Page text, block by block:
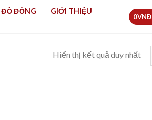
ĐỒ ĐỒNG GIỚI THIỆU
0VNĐ
Hiển thị kết quả duy nhất